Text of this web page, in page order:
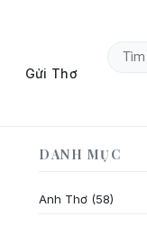
Gửi Thơ
Tìm
DANH MỤC
Anh Thơ (58)